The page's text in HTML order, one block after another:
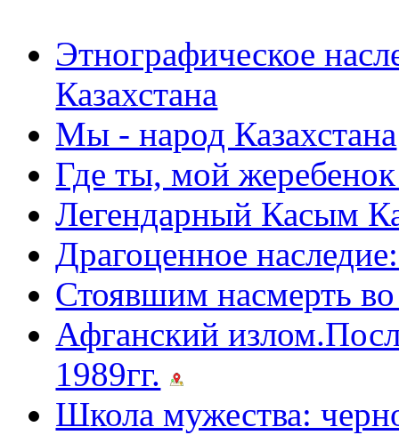
Этнографическое
Казахстана
Мы - народ Казахстана
Где ты, мой
Легендарный Касым
Драгоценное
Стоявшим насмерть
Афганский
1989гг.
Школа мужества: